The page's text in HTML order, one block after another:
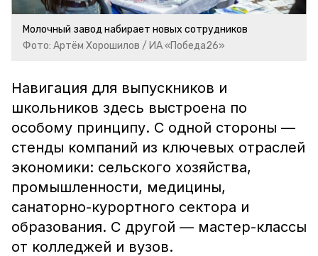
Молочный завод набирает новых сотрудников
Фото: Артём Хорошилов / ИА «Победа26»
Навигация для выпускников и
школьников здесь выстроена по
особому принципу. С одной стороны —
стенды компаний из ключевых отраслей
экономики: сельского хозяйства,
промышленности, медицины,
санаторно-курортного сектора и
образования. С другой — мастер-классы
от колледжей и вузов.